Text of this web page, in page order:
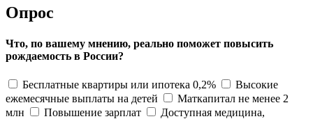
Опрос
Что, по вашему мнению, реально поможет повысить
рождаемость в России?
Бесплатные квартиры или ипотека 0,2%
Высокие
ежемесячные выплаты на детей
Маткапитал не менее 2
млн
Повышение зарплат
Доступная медицина,